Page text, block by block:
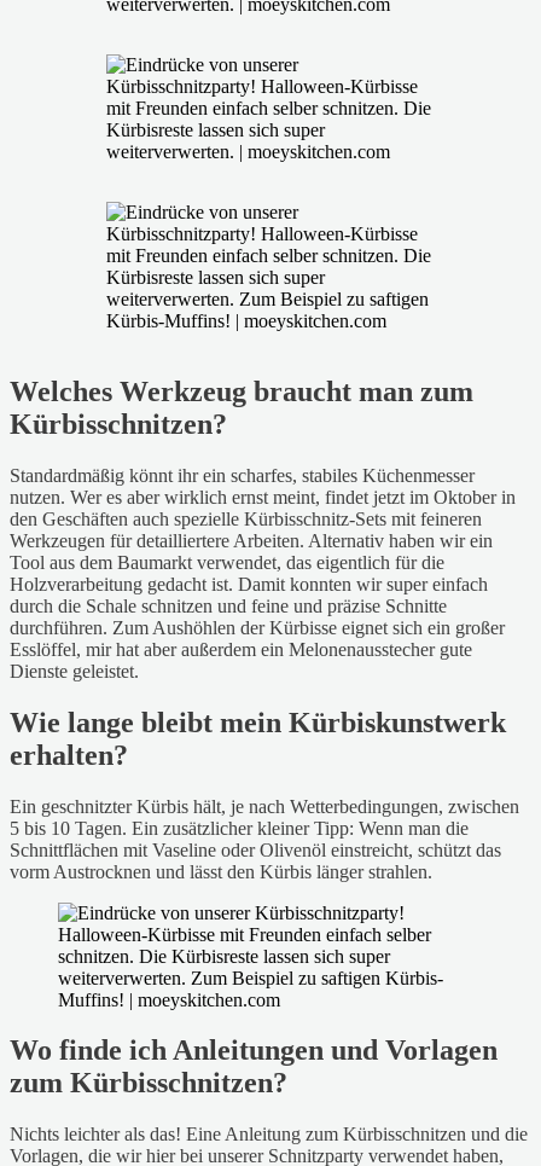
Welches Werkzeug braucht man zum
Kürbisschnitzen?
Standardmäßig könnt ihr ein scharfes, stabiles Küchenmesser
nutzen. Wer es aber wirklich ernst meint, findet jetzt im Oktober in
den Geschäften auch spezielle Kürbisschnitz-Sets mit feineren
Werkzeugen für detailliertere Arbeiten. Alternativ haben wir ein
Tool aus dem Baumarkt verwendet, das eigentlich für die
Holzverarbeitung gedacht ist. Damit konnten wir super einfach
durch die Schale schnitzen und feine und präzise Schnitte
durchführen. Zum Aushöhlen der Kürbisse eignet sich ein großer
Esslöffel, mir hat aber außerdem ein Melonenausstecher gute
Dienste geleistet.
Wie lange bleibt mein Kürbiskunstwerk
erhalten?
Ein geschnitzter Kürbis hält, je nach Wetterbedingungen, zwischen
5 bis 10 Tagen. Ein zusätzlicher kleiner Tipp: Wenn man die
Schnittflächen mit Vaseline oder Olivenöl einstreicht, schützt das
vorm Austrocknen und lässt den Kürbis länger strahlen.
Wo finde ich Anleitungen und Vorlagen
zum Kürbisschnitzen?
Nichts leichter als das! Eine Anleitung zum Kürbisschnitzen und die
Vorlagen, die wir hier bei unserer Schnitzparty verwendet haben,